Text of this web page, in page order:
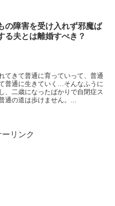
の障害を受け入れず邪魔ば
る夫とは離婚すべき？
きて普通に育っていって、普通
普通に生きていく…そんなふうに
、二歳になったばかりで自閉症ス
通の道は歩けません。...
リンク